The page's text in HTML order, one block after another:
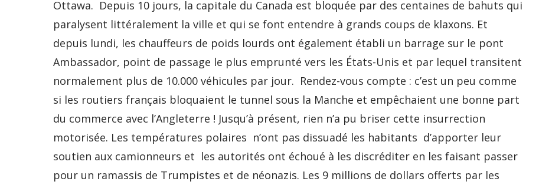
Ottawa. Depuis 10 jours, la capitale du Canada est bloquée par des centaines de bahuts qui
paralysent littéralement la ville et qui se font entendre à grands coups de klaxons. Et
depuis lundi, les chauffeurs de poids lourds ont également établi un barrage sur le pont
Ambassador, point de passage le plus emprunté vers les États-Unis et par lequel transitent
normalement plus de 10.000 véhicules par jour. Rendez-vous compte : c’est un peu comme
si les routiers français bloquaient le tunnel sous la Manche et empêchaient une bonne part
du commerce avec l’Angleterre ! Jusqu’à présent, rien n’a pu briser cette insurrection
motorisée. Les températures polaires n’ont pas dissuadé les habitants d’apporter leur
soutien aux camionneurs et les autorités ont échoué à les discréditer en les faisant passer
pour un ramassis de Trumpistes et de néonazis. Les 9 millions de dollars offerts par les